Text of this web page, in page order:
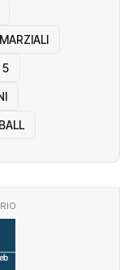
5